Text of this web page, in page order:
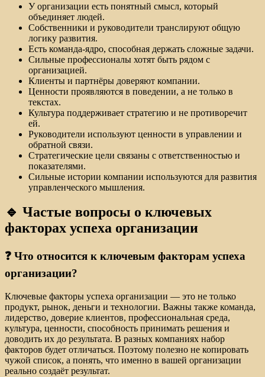
У организации есть понятный смысл, который
объединяет людей.
Собственники и руководители транслируют общую
логику развития.
Есть команда-ядро, способная держать сложные задачи.
Сильные профессионалы хотят быть рядом с
организацией.
Клиенты и партнёры доверяют компании.
Ценности проявляются в поведении, а не только в
текстах.
Культура поддерживает стратегию и не противоречит
ей.
Руководители используют ценности в управлении и
обратной связи.
Стратегические цели связаны с ответственностью и
показателями.
Сильные истории компании используются для развития
управленческого мышления.
🔹 Частые вопросы о ключевых
факторах успеха организации
❓ Что относится к ключевым факторам успеха
организации?
Ключевые факторы успеха организации — это не только
продукт, рынок, деньги и технологии. Важны также команда,
лидерство, доверие клиентов, профессиональная среда,
культура, ценности, способность принимать решения и
доводить их до результата. В разных компаниях набор
факторов будет отличаться. Поэтому полезно не копировать
чужой список, а понять, что именно в вашей организации
реально создаёт результат.